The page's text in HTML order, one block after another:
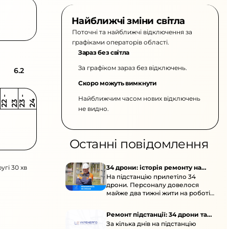
6.2
2 2
-
2 3 2 3
-
2 4
30 хв
Найближчі зміни світла
Поточні та найближчі відключення за
графіками операторів області.
Зараз без світла
За графіком зараз без відключень.
Скоро можуть вимкнути
Найближчим часом нових відключень
не видно.
Останні повідомлення
34 дрони: історія ремонту на
підстанції
На підстанцію прилетіло 34
дрони. Персоналу довелося
майже два тижні жити на роботі
Ремонт підстанції: 34 дрони та
окупація
За кілька днів на підстанцію